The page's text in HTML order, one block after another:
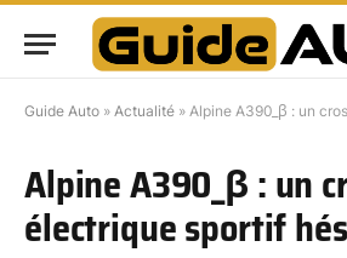
Guide Auto » Actualité » Alpine A390_β : un
Alpine A390_β : un
électrique sportif